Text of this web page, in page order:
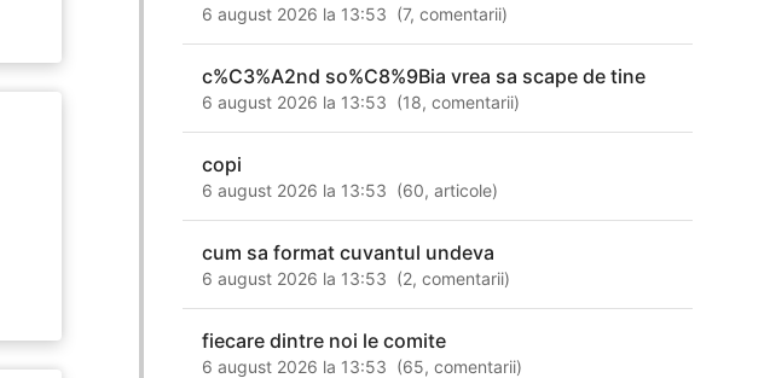
6 august 2026 la 13:53 (7,comentarii)
c%C3%A2nd so%C8%9Bia vrea sa scape de tine
6 august 2026 la 13:53 (18,comentarii)
copi
6 august 2026 la 13:53 (60,articole)
cum sa format cuvantul undeva
6 august 2026 la 13:53 (2,comentarii)
fiecare dintre noi le comite
6 august 2026 la 13:53 (65,comentarii)